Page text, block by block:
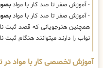
- آموزش صفر تا صد کار با مواد
- آموزش صفر تا صد کار با مواد
همچنین هنرجویانی که قصد ثبت
نواب را دارند میتوانند هنگام ثبت
آموزش تخصصی کار با مواد در